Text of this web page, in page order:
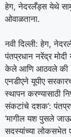
हेग, नेदरलँड्स येथे
ओवाळताना.
नवी दिल्ली: हेग,
पंतप्रधान नरेंद्र
केले आणि आठवले की
एनडीएने यूपीए
स्थापन करण्यासाठी
संकटांचे दशक’:
‘मागील यश पुसले
सदस्यांच्या लोकसभेत